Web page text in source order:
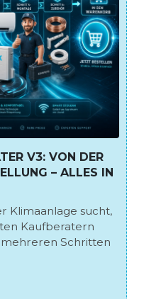
V3: VON DER
– ALLES IN
Klimaanlage sucht,
Kaufberatern
Schritten